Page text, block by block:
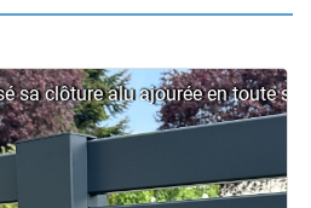
sa clôture alu ajourée en toute